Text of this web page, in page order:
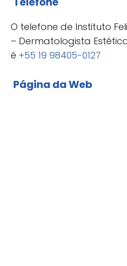
O telefone de Instituto
– Dermatologista
é +55 19 98405-0127
Página da Web